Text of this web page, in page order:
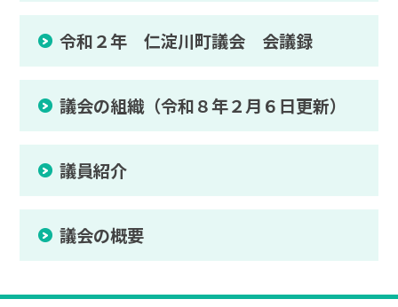
令和２年 仁淀川町議会 会議録
議会の組織（令和８年２月６日更新）
議員紹介
議会の概要